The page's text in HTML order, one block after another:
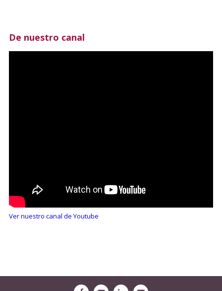
De nuestro canal
Ver nuestro canal de Youtube